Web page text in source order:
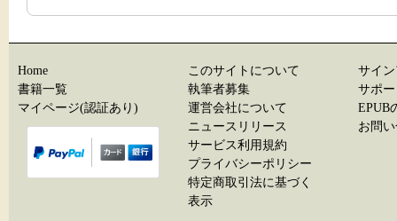
Home
書籍一覧
マイページ(認証あり)
このサイトについて
執筆者募集
運営会社について
ニュースリリース
サービス利用規約
プライバシーポリシー
特定商取引法に基づく
表示
サイ
サポ
EPUB
お問